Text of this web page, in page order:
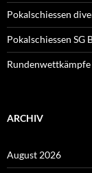
Pokalschiessen
Pokalschiessen SG
Rundenwettkämpfe
ARCHIV
August 2026